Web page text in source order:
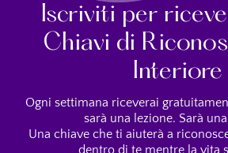
Iscriviti per
Chiavi di
Interiore
Ogni settimana riceverai
sarà una lezione. Sarà
Una chiave che ti aiuterà a
dentro di te mentre la vita